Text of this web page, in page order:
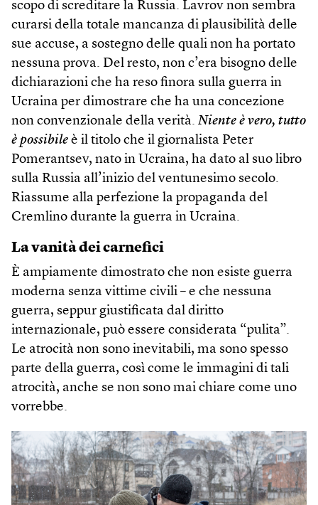
scopo di screditare la Russia. Lavrov non sembra
curarsi della totale mancanza di plausibilità delle
sue accuse, a sostegno delle quali non ha portato
nessuna prova. Del resto, non c’era bisogno delle
dichiarazioni che ha reso finora sulla guerra in
Ucraina per dimostrare che ha una concezione
non convenzionale della verità. Niente è vero, tutto
è possibile è il titolo che il giornalista Peter
Pomerantsev, nato in Ucraina, ha dato al suo libro
sulla Russia all’inizio del ventunesimo secolo.
Riassume alla perfezione la propaganda del
Cremlino durante la guerra in Ucraina.
La vanità dei carnefici
È ampiamente dimostrato che non esiste guerra
moderna senza vittime civili – e che nessuna
guerra, seppur giustificata dal diritto
internazionale, può essere considerata “pulita”.
Le atrocità non sono inevitabili, ma sono spesso
parte della guerra, così come le immagini di tali
atrocità, anche se non sono mai chiare come uno
vorrebbe.